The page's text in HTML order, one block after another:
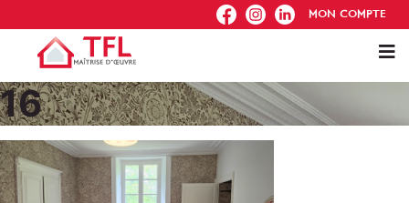
FB IG IN MON COMPTE
16